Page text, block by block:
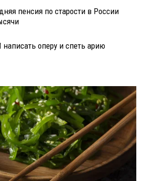
пенсия по старости в России
оперу и спеть арию